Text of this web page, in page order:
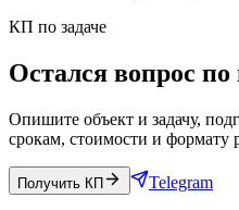
КП по задаче
Остался вопрос
Опишите объект и задачу,
срокам, стоимости и формату
Получить КП Telegram